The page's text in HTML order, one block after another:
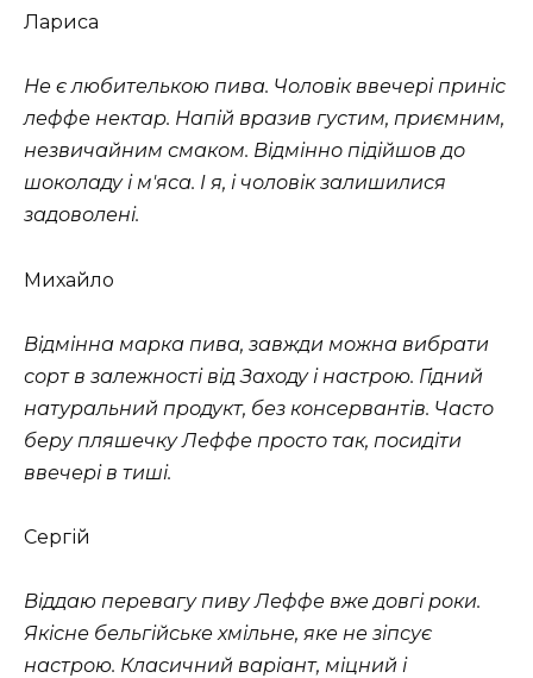
Лариса
Не є любителькою пива. Чоловік ввечері приніс
леффе нектар. Напій вразив густим, приємним,
незвичайним смаком. Відмінно підійшов до
шоколаду і м'яса. І я, і чоловік залишилися
задоволені.
Михайло
Відмінна марка пива, завжди можна вибрати
сорт в залежності від Заходу і настрою. Гідний
натуральний продукт, без консервантів. Часто
беру пляшечку Леффе просто так, посидіти
ввечері в тиші.
Сергій
Віддаю перевагу пиву Леффе вже довгі роки.
Якісне бельгійське хмільне, яке не зіпсує
настрою. Класичний варіант, міцний і